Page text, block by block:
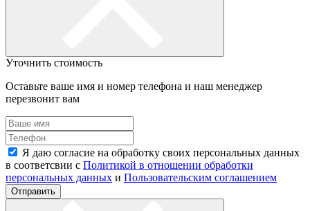
Уточнить стоимость
Оставьте ваше имя и номер телефона и наш менеджер
перезвонит вам
Я даю согласие на обработку своих персональных данных
в соответсвии с Политикой в отношении обработки
персональных данных и Пользовательским соглашением
Отправить